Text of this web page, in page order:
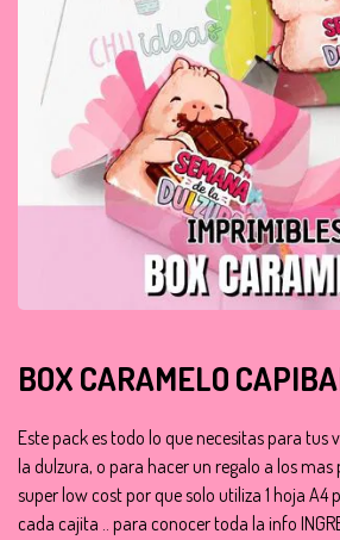
BOX CARAMELO
Este pack es todo lo que necesitas para tus
la dulzura, o para hacer un regalo a los mas
super low cost por que solo utiliza 1 hoja A4
cada cajita .. para conocer toda la info